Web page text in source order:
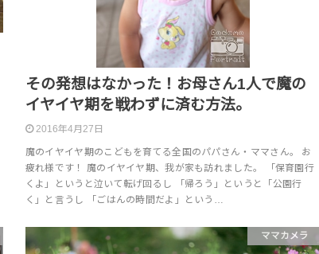
その発想はなかった！お母さん1人で魔の
イヤイヤ期を戦わずに済む方法。
2016年4月27日
魔のイヤイヤ期のこどもを育てる全国のパパさん・ママさん。 お
疲れ様です！ 魔のイヤイヤ期、我が家も訪れました。 「保育園行
くよ」というと泣いて転げ回るし 「帰ろう」というと「公園行
く」と言うし 「ごはんの時間だよ」という…
ママカメラ